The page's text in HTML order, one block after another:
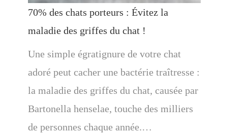
70% des chats porteurs : Évitez la
maladie des griffes du chat !
Une simple égratignure de votre chat
adoré peut cacher une bactérie traîtresse :
la maladie des griffes du chat, causée par
Bartonella henselae, touche des milliers
de personnes chaque année.…